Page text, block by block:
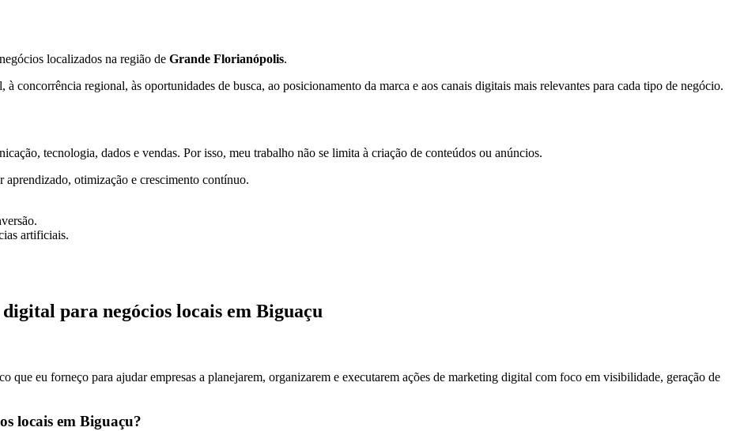
localizados na região de Grande Florianópolis.
concorrência regional, às oportunidades de busca, ao posicionamento da marca e aos canais digitais mais relevantes para cada tipo de negócio.
tecnologia, dados e vendas. Por isso, meu trabalho não se limita à criação de conteúdos ou anúncios.
aprendizado, otimização e crescimento contínuo.
artificiais.
para negócios locais em Biguaçu
que eu forneço para ajudar empresas a planejarem, organizarem e executarem ações de marketing digital com foco em visibilidade, geração de
locais em Biguaçu?